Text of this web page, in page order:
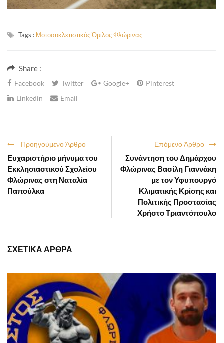
Tags : Μοτοσυκλετιστικός Όμιλος Φλώρινας
Share :
Facebook Twitter Google+
Pinterest
Linkedin
Email
Επόμενο Άρθρο
Συνάντηση του Δημάρχου
Φλώρινας Βασίλη Γιαννάκη
με τον Υφυπουργό
Κλιματικής Κρίσης και
Πολιτικής Προστασίας
Χρήστο Τριαντόπουλο
Προηγούμενο Άρθρο
Ευχαριστήριο μήνυμα του
Εκκλησιαστικού Σχολείου
Φλώρινας στη Ναταλία
Παπούλκα
ΣΧΕΤΙΚΑ ΑΡΘΡΑ